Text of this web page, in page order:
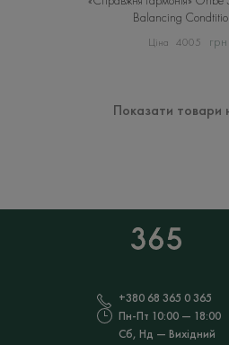
Balancing
4005 грн
Показати товари
+380 68 365 0 365
Пн-Пт 10:00 — 18:00
Сб, Нд — Вихідний